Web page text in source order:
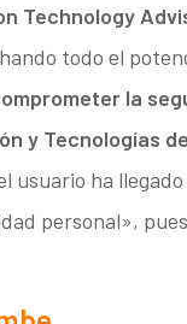
Technology
todo el
la
y Tecnologías
usuario ha
personal», pues